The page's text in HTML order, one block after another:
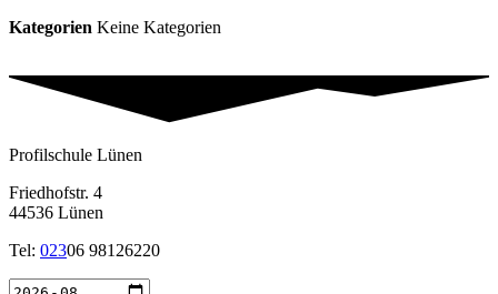
Kategorien Keine Kategorien
Profilschule Lünen
Friedhofstr. 4
44536 Lünen
Tel: 02306 98126220